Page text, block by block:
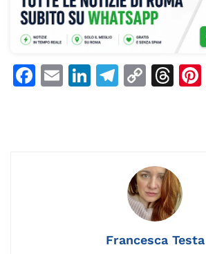
F
E
Li T
m
C
Li
n
k
T
s
Francesca Testa